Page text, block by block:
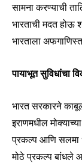
सामना करण्याची
भारताची मदत होऊ
भारताला
पायाभूत सुविधांचा
भारत सरकारने
इराणमधील
प्रकल्प आणि सलमा
मोठे प्रकल्प बांधले